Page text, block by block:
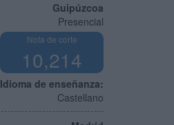
Guipúzcoa
Presencial
Nota de corte
10,214
Idioma de enseñanza:
Castellano